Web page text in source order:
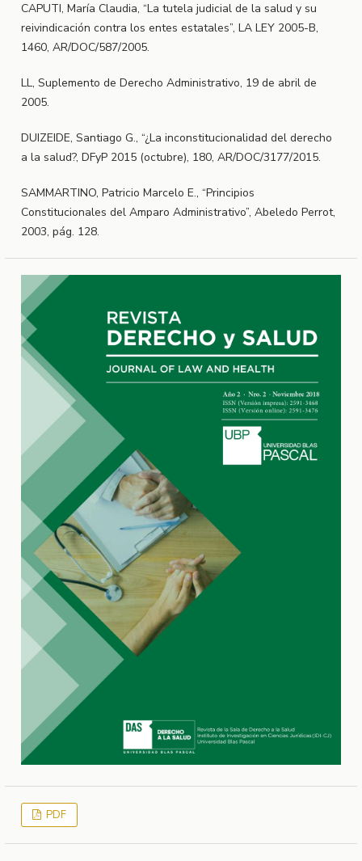
CAPUTI, María Claudia, “La tutela judicial de la salud y su
reivindicación contra los entes estatales”, LA LEY 2005-B,
1460, AR/DOC/587/2005.
LL, Suplemento de Derecho Administrativo, 19 de abril de
2005.
DUIZEIDE, Santiago G., “¿La inconstitucionalidad del derecho
a la salud?, DFyP 2015 (octubre), 180, AR/DOC/3177/2015.
SAMMARTINO, Patricio Marcelo E., “Principios
Constitucionales del Amparo Administrativo”, Abeledo Perrot,
2003, pág. 128.
PDF